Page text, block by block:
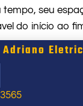
tempo, seu
do início ao
de
Adriano